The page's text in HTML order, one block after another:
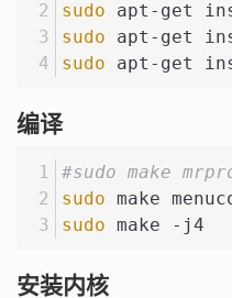
sudo apt-get
sudo apt-get
sudo apt-get
编译
#sudo make
sudo make
sudo make -j4
安装内核